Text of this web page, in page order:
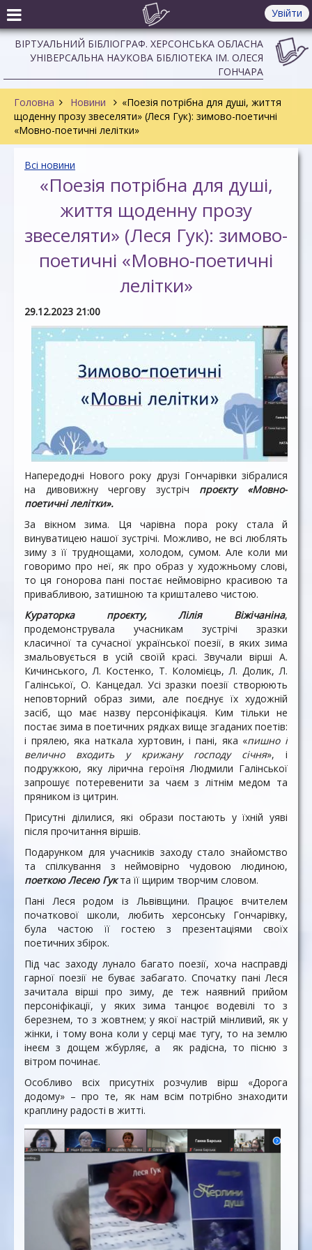
Увійти
ВІРТУАЛЬНИЙ БІБЛІОГРАФ. ХЕРСОНСЬКА ОБЛАСНА
УНІВЕРСАЛЬНА НАУКОВА БІБЛІОТЕКА ІМ. ОЛЕСЯ
ГОНЧАРА
Головна Новини
«Поезія потрібна для душі, життя
щоденну прозу звеселяти» (Леся Гук): зимово-поетичні
«Мовно-поетичні лелітки»
Всі новини
«Поезія потрібна для душі,
життя щоденну прозу
звеселяти» (Леся Гук): зимово-
поетичні «Мовно-поетичні
лелітки»
29.12.2023 21:00
Напередодні Нового року друзі Гончарівки зібралися
на дивовижну чергову зустріч проєкту «Мовно-
поетичні лелітки».
За вікном зима. Ця чарівна пора року стала й
винуватицею нашої зустрічі. Можливо, не всі люблять
зиму з її труднощами, холодом, сумом. Але коли ми
говоримо про неї, як про образ у художньому слові,
то ця гонорова пані постає неймовірно красивою та
привабливою, затишною та кришталево чистою.
Кураторка проєкту, Лілія Віжічаніна,
продемонструвала учасникам зустрічі зразки
класичної та сучасної української поезії, в яких зима
змальовується в усій своїй красі. Звучали вірші А.
Кичинського, Л. Костенко, Т. Коломієць, Л. Долик, Л.
Галінської, О. Канцедал. Усі зразки поезії створюють
неповторний образ зими, але поєднує їх художній
засіб, що має назву персоніфікація. Ким тільки не
постає зима в поетичних рядках вище згаданих поетів:
і прялею, яка наткала хуртовин, і пані, яка «пишно і
велично входить у крижану господу січня», і
подружкою, яку лірична героїня Людмили Галінської
запрошує потеревенити за чаєм з літнім медом та
пряником із цитрин.
Присутні ділилися, які образи постають у їхній уяві
після прочитання віршів.
Подарунком для учасників заходу стало знайомство
та спілкування з неймовірно чудовою людиною,
поеткою Лесею Гукта її щирим творчим словом.
Пані Леся родом із Львівщини. Працює вчителем
початкової школи, любить херсонську Гончарівку,
була частою її гостею з презентаціями своїх
поетичних збірок.
Під час заходу лунало багато поезії, хоча насправді
гарної поезії не буває забагато. Спочатку пані Леся
зачитала вірші про зиму, де теж наявний прийом
персоніфікації, у яких зима танцює водевілі то з
березнем, то з жовтнем; у якої настрій мінливий, як у
жінки, і тому вона коли у серці має тугу, то на землю
інеєм з дощем жбурляє, а як радісна, то пісню з
вітром починає.
Особливо всіх присутніх розчулив вірш «Дорога
додому» – про те, як нам всім потрібно знаходити
краплину радості в житті.